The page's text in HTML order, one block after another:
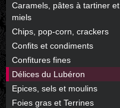
Caramels, pâtes à tartiner et
miels
Chips, pop-corn, crackers
Confits et condiments
Confitures fines
Délices du Lubéron
Epices, sels et moulins
Foies gras et Terrines